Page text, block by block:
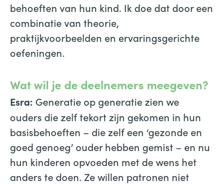
behoeften van hun kind. Ik doe dat door een
combinatie van theorie,
praktijkvoorbeelden en ervaringsgerichte
oefeningen.
Wat wil je de deelnemers meegeven?
Esra: Generatie op generatie zien we
ouders die zelf tekort zijn gekomen in hun
basisbehoeften – die zelf een ‘gezonde en
goed genoeg’ ouder hebben gemist – en nu
hun kinderen opvoeden met de wens het
anders te doen. Ze willen patronen niet